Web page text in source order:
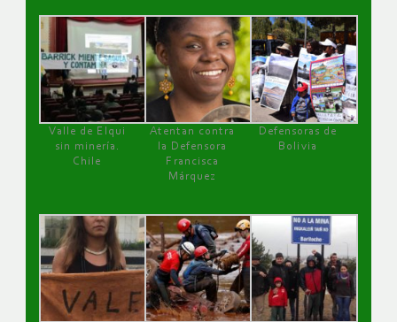
Valle de Elqui
sin minería.
Chile
Atentan contra
la Defensora
Francisca
Márquez
Defensoras de
Bolivia